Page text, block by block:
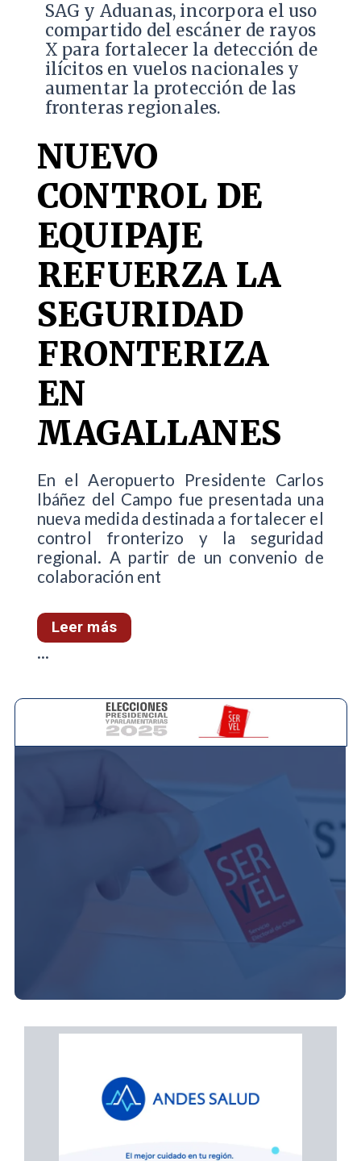
SAG y Aduanas, incorpora el uso
compartido del escáner de rayos
X para fortalecer la detección de
ilícitos en vuelos nacionales y
aumentar la protección de las
fronteras regionales.
NUEVO
CONTROL DE
EQUIPAJE
REFUERZA LA
SEGURIDAD
FRONTERIZA
EN
MAGALLANES
En el Aeropuerto Presidente Carlos
Ibáñez del Campo fue presentada una
nueva medida destinada a fortalecer el
control fronterizo y la seguridad
regional. A partir de un convenio de
colaboración ent
Leer más
...